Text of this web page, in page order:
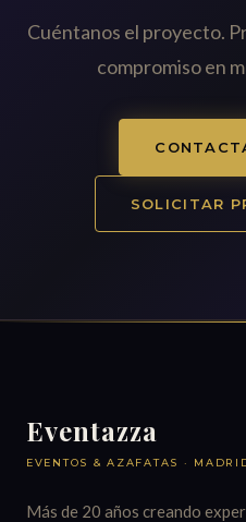
Cuéntanos el proyecto.
compromiso en
SOLICITAR
Eventazza
EVENTOS & AZAFATAS ·
Más de 20 años creando